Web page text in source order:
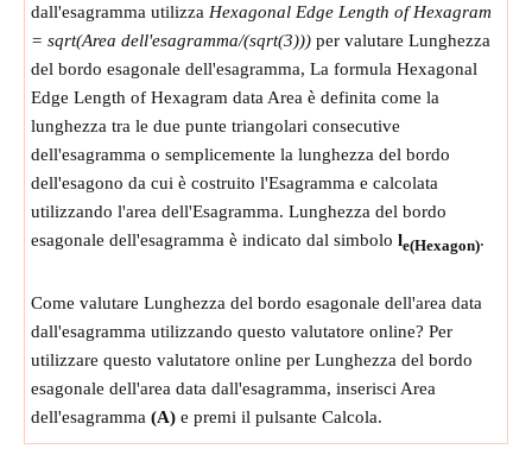
dall'esagramma utilizza Hexagonal Edge Length of Hexagram
= sqrt(Area dell'esagramma/(sqrt(3))) per valutare Lunghezza
del bordo esagonale dell'esagramma, La formula Hexagonal
Edge Length of Hexagram data Area è definita come la
lunghezza tra le due punte triangolari consecutive
dell'esagramma o semplicemente la lunghezza del bordo
dell'esagono da cui è costruito l'Esagramma e calcolata
utilizzando l'area dell'Esagramma. Lunghezza del bordo
esagonale dell'esagramma è indicato dal simbolo le(Hexagon).
Come valutare Lunghezza del bordo esagonale dell'area data
dall'esagramma utilizzando questo valutatore online? Per
utilizzare questo valutatore online per Lunghezza del bordo
esagonale dell'area data dall'esagramma, inserisci Area
dell'esagramma (A) e premi il pulsante Calcola.